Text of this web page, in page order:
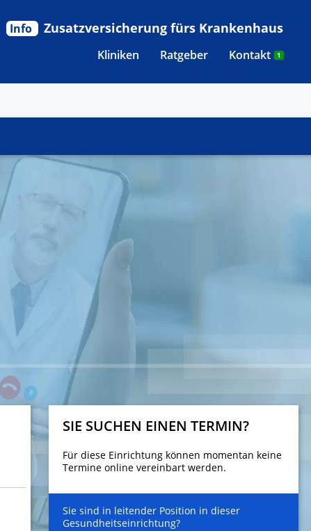
Kliniken
Ratgeber Kontakt 1
Info Zusatzversicherung fürs Krankenhaus
SIE SUCHEN EINEN TERMIN?
Für diese Einrichtung können momentan keine
Termine online vereinbart werden.
Sie sind in leitender Position in dieser
Gesundheitseinrichtung?